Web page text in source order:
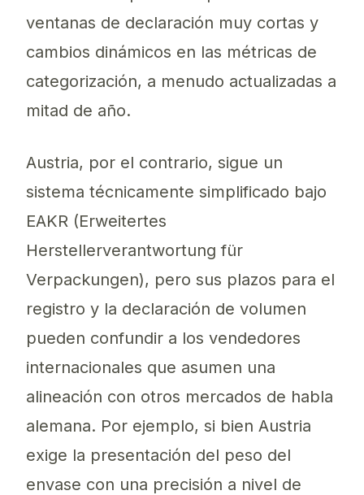
ventanas de declaración muy cortas y
cambios dinámicos en las métricas de
categorización, a menudo actualizadas a
mitad de año.
Austria, por el contrario, sigue un
sistema técnicamente simplificado bajo
EAKR (Erweitertes
Herstellerverantwortung für
Verpackungen), pero sus plazos para el
registro y la declaración de volumen
pueden confundir a los vendedores
internacionales que asumen una
alineación con otros mercados de habla
alemana. Por ejemplo, si bien Austria
exige la presentación del peso del
envase con una precisión a nivel de